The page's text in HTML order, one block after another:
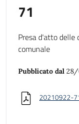
71
Presa d'atto delle
comunale
Pubblicato dal 28/
20210922-